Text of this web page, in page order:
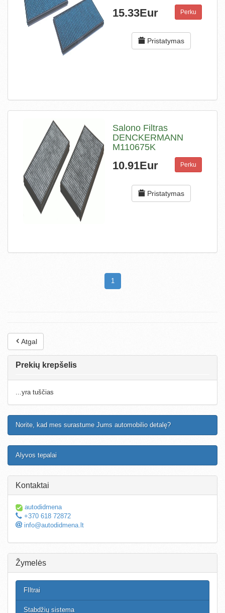
15.33Eur Perku
Pristatymas
Salono Filtras
DENCKERMANN
M110675K
10.91Eur Perku
Pristatymas
1
Atgal
Prekių krepšelis
...yra tuščias
Norite, kad mes surastume Jums automobilio detalę?
Alyvos tepalai
Kontaktai
autodidmena
+370 618 72872
info@autodidmena.lt
Žymelės
FIltrai
Stabdžių sistema